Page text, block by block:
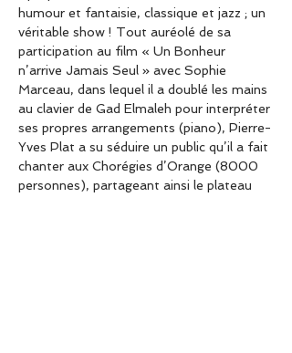
humour et fantaisie, classique et jazz ; un
véritable show ! Tout auréolé de sa
participation au film « Un Bonheur
n’arrive Jamais Seul » avec Sophie
Marceau, dans lequel il a doublé les mains
au clavier de Gad Elmaleh pour interpréter
ses propres arrangements (piano), Pierre-
Yves Plat a su séduire un public qu’il a fait
chanter aux Chorégies d’Orange (8000
personnes), partageant ainsi le plateau